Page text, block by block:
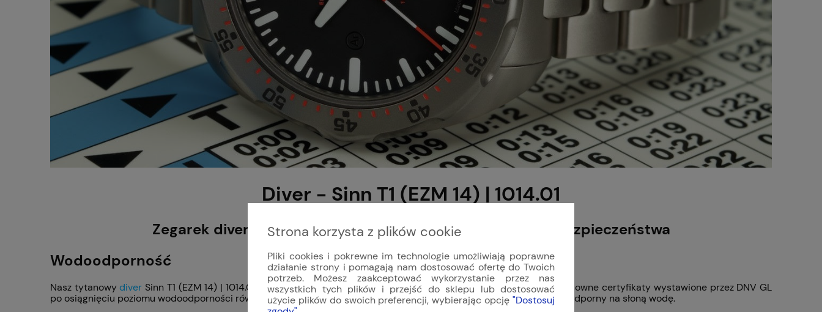
Diver - Sinn T1 (EZM 14) | 1014.01
Zegarek diver z wytrzymałego tytanu ze stałym bezelem bezpieczeństwa
Wodoodporność
Nasz tytanowy diver Sinn T1 (EZM 14) | 1014.01 został przetestowany na bazie europejskich standardów i uzyskał stosowne certyfikaty wystawione przez DNV GL
po osiągnięciu poziomu wodoodporności równego 1000 metrów (100 bar). Tytan jest też niezwykle wytrzymały oraz odporny na słoną wodę.
Strona korzysta z plików cookie
Pliki cookies i pokrewne im technologie umożliwiają poprawne
działanie strony i pomagają nam dostosować ofertę do Twoich
potrzeb. Możesz zaakceptować wykorzystanie przez nas
wszystkich tych plików i przejść do sklepu lub dostosować
użycie plików do swoich preferencji, wybierając opcję "Dostosuj